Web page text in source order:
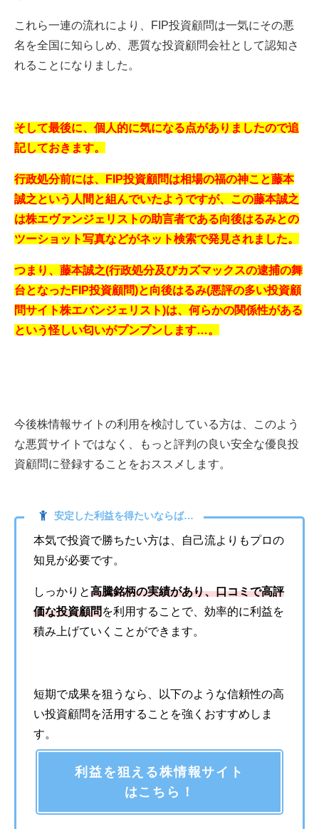
これら一連の流れにより、FIP投資顧問は一気にその悪
名を全国に知らしめ、悪質な投資顧問会社として認知さ
れることになりました。
そして最後に、個人的に気になる点がありましたので追
記しておきます。
行政処分前には、FIP投資顧問は相場の福の神こと藤本
誠之という人間と組んでいたようですが、この藤本誠之
は株エヴァンジェリストの助言者である向後はるみとの
ツーショット写真などがネット検索で発見されました。
つまり、藤本誠之(行政処分及びカズマックスの逮捕の舞
台となったFIP投資顧問)と向後はるみ(悪評の多い投資顧
問サイト株エバンジェリスト)は、何らかの関係性がある
という怪しい匂いがプンプンします…。
今後株情報サイトの利用を検討している方は、このよう
な悪質サイトではなく、もっと評判の良い安全な優良投
資顧問に登録することをおススメします。
安定した利益を得たいならば…
本気で投資で勝ちたい方は、自己流よりもプロの
知見が必要です。
しっかりと高騰銘柄の実績があり、口コミで高評
価な投資顧問 を利用することで、効率的に利益を
積み上げていくことができます。
短期で成果を狙うなら、以下のような信頼性の高
い投資顧問を活用することを強くおすすめしま
す。
利益を狙える株情報サイト
はこちら！